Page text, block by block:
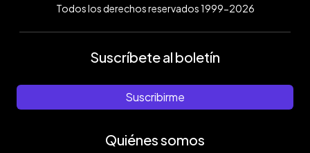
Todos los derechos reservados 1999-2026
Suscríbete al boletín
Suscribirme
Quiénes somos